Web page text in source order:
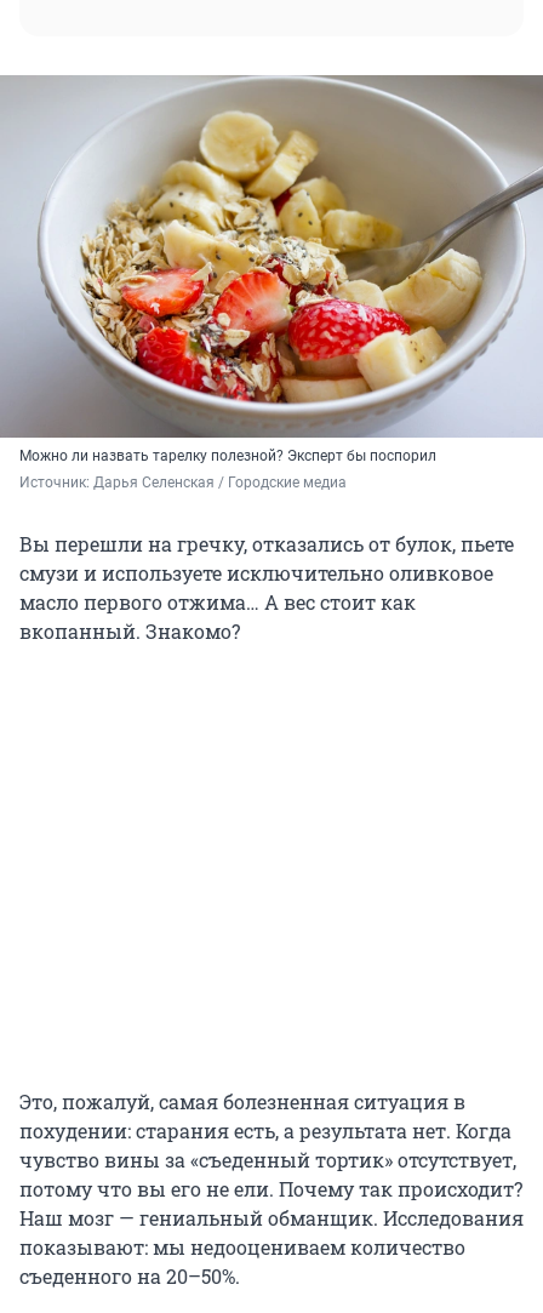
Можно ли назвать тарелку полезной? Эксперт бы поспорил
Источник: Дарья Селенская / Городские медиа
Вы перешли на гречку, отказались от булок, пьете
смузи и используете исключительно оливковое
масло первого отжима… А вес стоит как
вкопанный. Знакомо?
Это, пожалуй, самая болезненная ситуация в
похудении: старания есть, а результата нет. Когда
чувство вины за «съеденный тортик» отсутствует,
потому что вы его не ели. Почему так происходит?
Наш мозг — гениальный обманщик. Исследования
показывают: мы недооцениваем количество
съеденного на 20–50%.